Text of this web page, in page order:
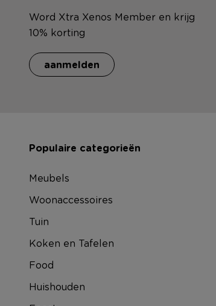
Word Xtra Xenos Member en krijg
10% korting
aanmelden
Populaire categorieën
Meubels
Woonaccessoires
Tuin
Koken en Tafelen
Food
Huishouden